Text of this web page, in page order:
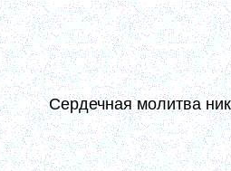
того свой труд
– и по получении его
Сердечная молитва
никогда не
Божие спеется.